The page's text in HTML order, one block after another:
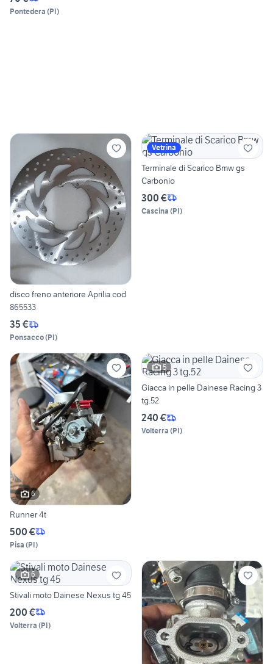
Pontedera (PI)
disco freno anteriore Aprilia cod
865533
35 €
Ponsacco(PI)
Vetrina
Terminale di Scarico Bmw gs
Carbonio
300 €
Cascina (PI)
6
Runner 4t
500 €
Pisa (PI)
5
Giacca in pelle Dainese Racing 3
tg.52
240 €
Volterra (PI)
6
Stivali moto Dainese Nexus tg 45
200 €
Volterra (PI)